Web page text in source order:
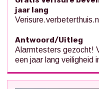
jaar lang
Verisure.verbeterthuis.nl
Antwoord/Uitleg
Alarmtesters gezocht!
een jaar lang veiligheid